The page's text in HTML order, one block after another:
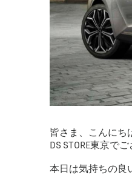
皆さま、こんにち
DS STORE東京でご
本日は気持ちの良